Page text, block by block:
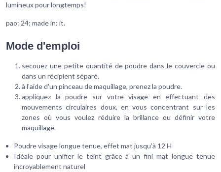
lumineux pour longtemps!
pao: 24; made in: it.
Mode d'emploi
secouez une petite quantité de poudre dans le couvercle ou
dans un récipient séparé.
à l'aide d'un pinceau de maquillage, prenez la poudre.
appliquez la poudre sur votre visage en effectuant des
mouvements circulaires doux, en vous concentrant sur les
zones où vous voulez réduire la brillance ou définir votre
maquillage.
Poudre visage longue tenue, effet mat jusqu’à 12 H
Idéale pour unifier le teint grâce à un fini mat longue tenue
incroyablement naturel